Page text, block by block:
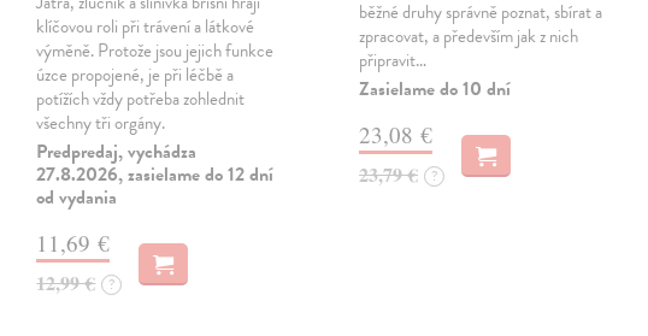
klíčovou roli při trávení a látkové
výměně. Protože jsou jejich funkce
úzce propojené, je při léčbě a
potížích vždy potřeba zohlednit
všechny tři orgány.
Predpredaj, vychádza
27.8.2026, zasielame do 12 dní
od vydania
11,69 €
12,99 € ?
běžné druhy správně poznat, sbírat a
zpracovat, a především jak z nich
připravit…
Zasielame do 10 dní
23,08 €
23,79 € ?